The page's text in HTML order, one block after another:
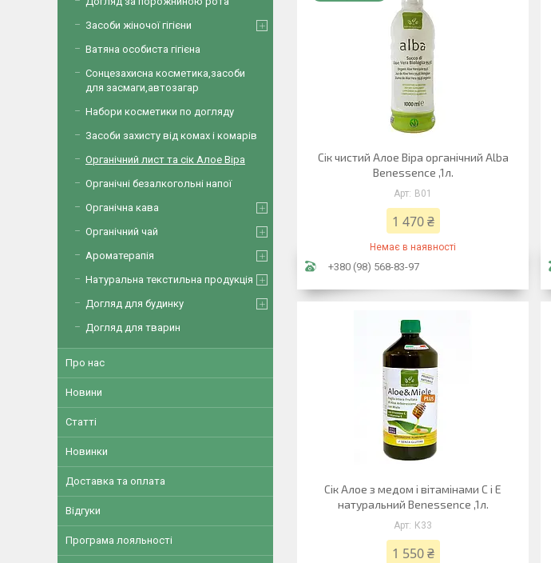
Сік чистий Алое Віра органічний Alba
Benessence ,1л.
B01
1 470 ₴
Немає в наявності
+380 (98) 568-83-97
Сік Алое з медом і вітамінами С і Е
натуральний Benessence ,1л.
К33
1 550 ₴
Засоби жіночої гігієни
Ватяна особиста гігієна
Сонцезахисна косметика,засоби
для засмаги,автозагар
Набори косметики по догляду
Засоби захисту від комах і комарів
Органічний лист та сік Алое Віра
Органічні безалкогольні напої
Органічна кава
Органічний чай
Ароматерапія
Натуральна текстильна продукція
Догляд для будинку
Догляд для тварин
Про нас
Новини
Статті
Новинки
Доставка та оплата
Відгуки
Програма лояльності